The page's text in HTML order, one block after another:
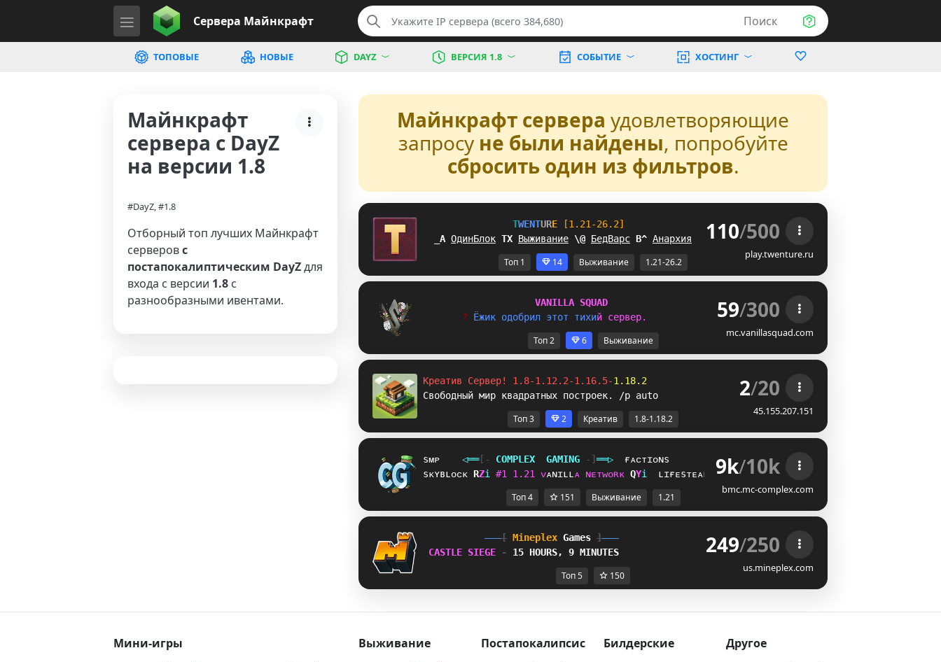
Сервера Майнкрафт Поиск
ТОПОВЫЕ НОВЫЕ DAYZ ВЕРСИЯ 1.8 СОБЫТИЕ ХОСТИНГ
Майнкрафт
сервера с DayZ
на версии 1.8
#DayZ, #1.8
Отборный топ лучших Майнкрафт
серверовс
постапокалиптическим DayZдля
входа с версии 1.8 с
разнообразными ивентами.
Майнкрафт сервера удовлетворяющие
запросу не были найдены, попробуйте
сбросить один из фильтров.
TWENTURE
[1.21-26.2]
XT ОдинБлок DU Выживание PL БедВарс H^ Анархия 110/500
play.twenture.ru
Топ 1 14 Выживание 1.21-26.2
VANIL L A SQUAD
? Ёжик одобрил этот тихий сервер. 59/300
mc.vanillasquad.com
Топ 2 6 Выживание
Креатив Сервер! 1.8-1.12.2-1.16.5-1.18.2
Свободный мир квадратных построек. /p auto
2/20
45.155.207.151
Топ 3 2 Креатив 1.8-1.18.2
sᴍᴘ ◁══[‐ COMPL EX GAMING ‐]══▷
ғᴀᴄᴛɪᴏɴs
sᴋʏʙʟᴏᴄᴋ W]i #1 1 . 21 ᴠᴀɴɪʟʟᴀ ɴᴇᴛᴡᴏʀᴋ ZMi ʟɪғᴇsᴛᴇᴀʟ 9k/10k
bmc.mc-complex.com
Топ 4 151 Выживание 1.21
[ Mineplex Games ]
CASTLE SIEGE
- 15 HOURS, 9 MINUTES 249/250
us.mineplex.com
Топ 5 150
Мини-игры Выживание Постапокалипсис Билдерские Другое